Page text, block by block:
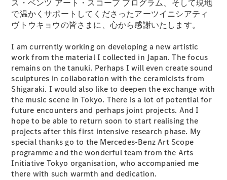
ス・ベンツ アート・スコープ プログラム、そして現地
で温かくサポートしてくださったアーツイニシアティ
ヴトウキョウの皆さまに、心から感謝いたします。
I am currently working on developing a new artistic
work from the material I collected in Japan. The focus
remains on the tanuki. Perhaps I will even create sound
sculptures in collaboration with the ceramicists from
Shigaraki. I would also like to deepen the exchange with
the music scene in Tokyo. There is a lot of potential for
future encounters and perhaps joint projects. And I
hope to be able to return soon to start realising the
projects after this first intensive research phase. My
special thanks go to the Mercedes-Benz Art Scope
programme and the wonderful team from the Arts
Initiative Tokyo organisation, who accompanied me
there with such warmth and dedication.